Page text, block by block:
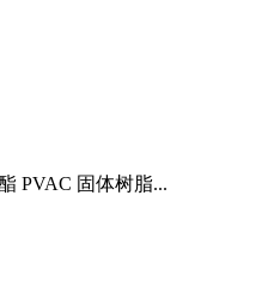
PVAC 固体树脂...